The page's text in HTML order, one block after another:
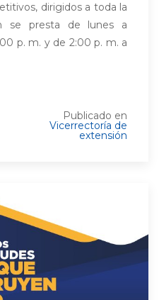
dirigidos a toda la
se presta de lunes a
p. m. y de 2:00 p. m. a
Publicado en
Vicerrectoría de
extensión